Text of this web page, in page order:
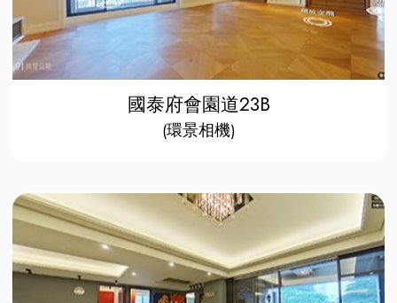
國泰府會園道23B
​(環景相機)​​